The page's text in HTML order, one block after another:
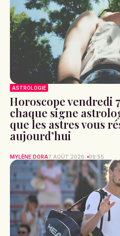
ASTROLOGIE
Horoscope vendredi
chaque signe
que les astres vous
aujourd’hui
MYLÈNE DORA7 AOÛT 2026 09:55